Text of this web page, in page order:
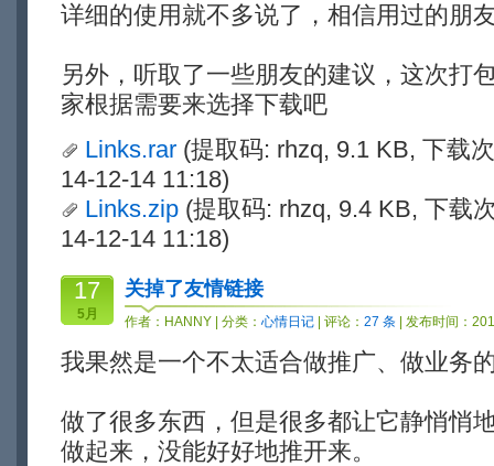
详细的使用就不多说了，相信用过的朋
另外，听取了一些朋友的建议，这次打
家根据需要来选择下载吧
Links.rar (提取码: rhzq, 9.1 KB, 下载
14-12-14 11:18)
Links.zip (提取码: rhzq, 9.4 KB, 下载
14-12-14 11:18)
17
5月
关掉了友情链接
作者： HANNY | 分类： 心情日记 | 评论： 27 条 | 发布时间：
我果然是一个不太适合做推广、做业务
做了很多东西，但是很多都让它静悄悄
做起来，没能好好地推开来。